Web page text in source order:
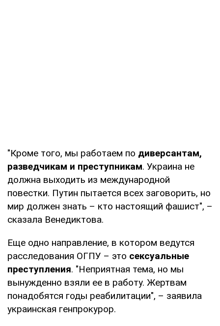
"Кроме того, мы работаем по диверсантам,
разведчикам и преступникам. Украина не
должна выходить из международной
повестки. Путин пытается всех заговорить, но
мир должен знать – кто настоящий фашист", –
сказала Венедиктова.
Еще одно направление, в котором ведутся
расследования ОГПУ – это сексуальные
преступления. "Неприятная тема, но мы
вынужденно взяли ее в работу. Жертвам
понадобятся годы реабилитации", – заявила
украинская генпрокурор.